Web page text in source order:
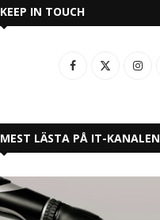
KEEP IN TOUCH
MEST LÄSTA PÅ IT-KANALEN